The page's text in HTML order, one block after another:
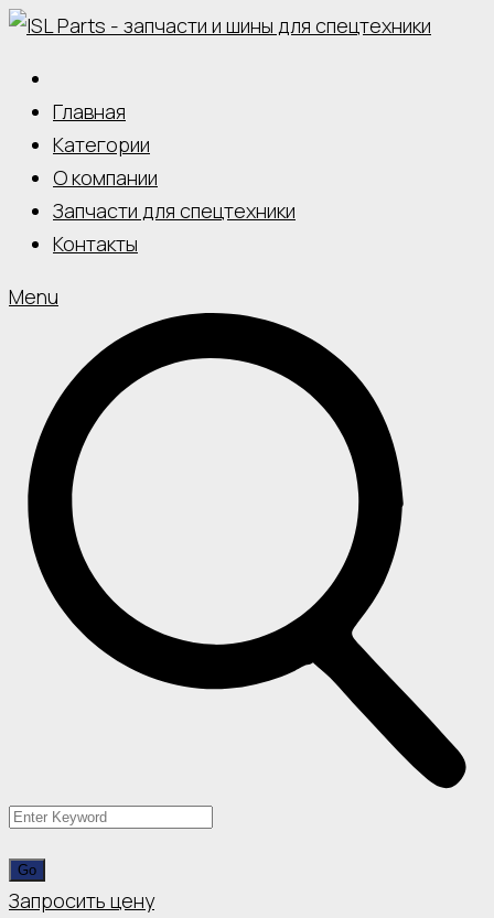
Skip
content
Главная
Категории
О компании
Запчасти для спецтехники
Контакты
Menu
Запросить цену